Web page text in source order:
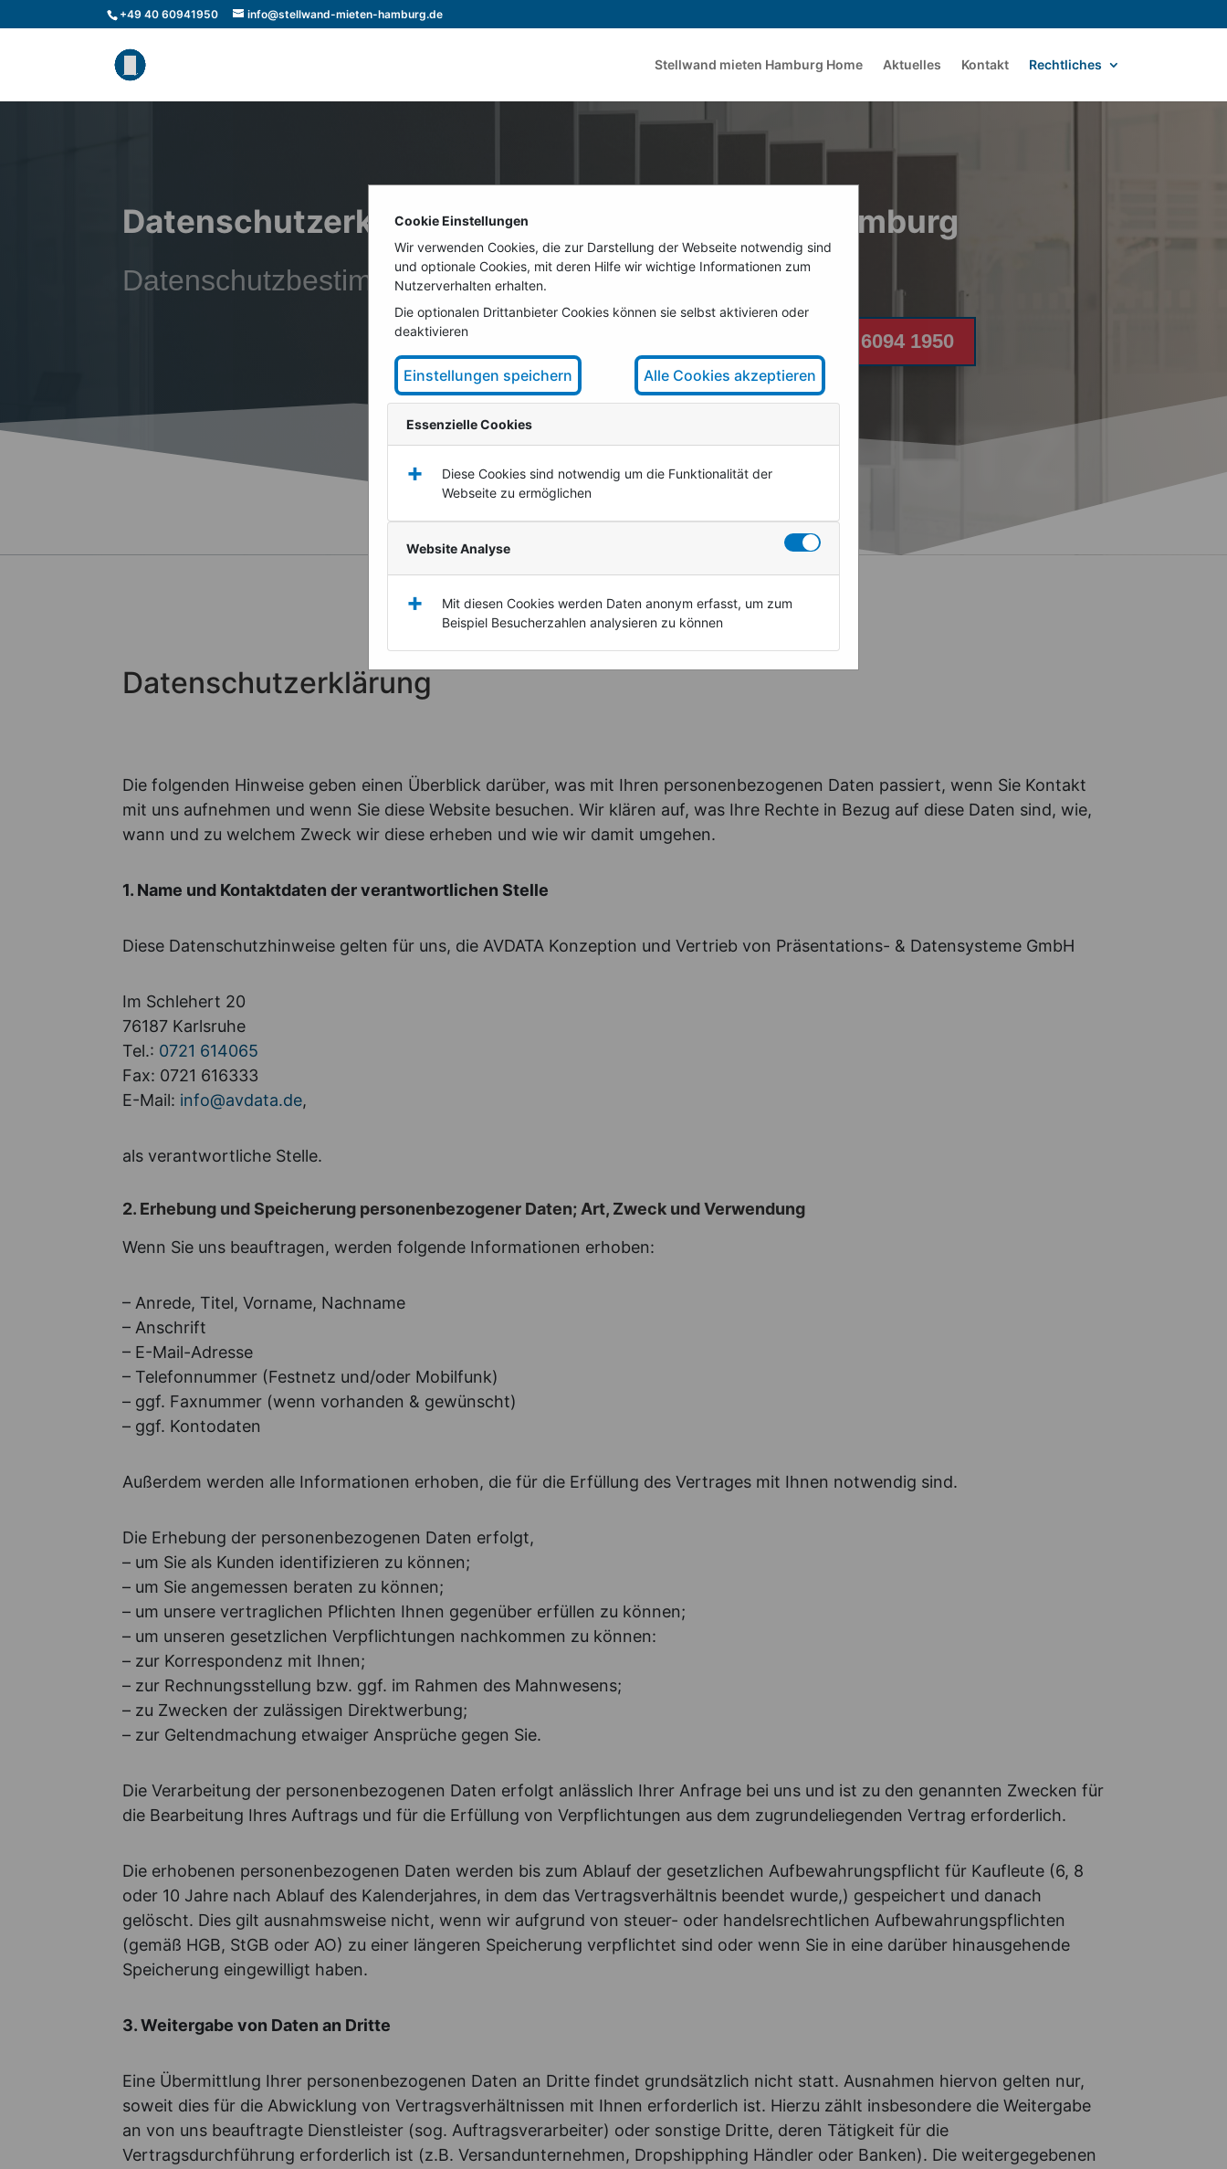
Cookie Einstellungen
Wir verwenden Cookies, die zur Darstellung der Webseite notwendig sind
und optionale Cookies, mit deren Hilfe wir wichtige Informationen zum
Nutzerverhalten erhalten.
Die optionalen Drittanbieter Cookies können sie selbst aktivieren oder
deaktivieren
Einstellungen speichern Alle Cookies akzeptieren
Essenzielle Cookies
+
Diese Cookies sind notwendig um die Funktionalität der
Webseite zu ermöglichen
Website Analyse
+
Mit diesen Cookies werden Daten anonym erfasst, um zum
Beispiel Besucherzahlen analysieren zu können
+49 40 60941950 info@stellwand-mieten-hamburg.de
Stellwand mieten Hamburg Home Aktuelles Kontakt Rechtliches
Datenschutzerklärung für Stellwand Mieten Hamburg
Datenschutzbestimmungen
Rufen Sie an: +49 40 6094 1950
DATENSCHUTZ
Datenschutzerklärung
Die folgenden Hinweise geben einen Überblick darüber, was mit Ihren personenbezogenen Daten passiert, wenn Sie Kontakt
mit uns aufnehmen und wenn Sie diese Website besuchen. Wir klären auf, was Ihre Rechte in Bezug auf diese Daten sind, wie,
wann und zu welchem Zweck wir diese erheben und wie wir damit umgehen.
1. Name und Kontaktdaten der verantwortlichen Stelle
Diese Datenschutzhinweise gelten für uns, die AVDATA Konzeption und Vertrieb von Präsentations- & Datensysteme GmbH
Im Schlehert 20
76187 Karlsruhe
Tel.: 0721 614065
Fax: 0721 616333
E-Mail: info@avdata.de,
als verantwortliche Stelle.
2. Erhebung und Speicherung personenbezogener Daten; Art, Zweck und Verwendung
Wenn Sie uns beauftragen, werden folgende Informationen erhoben:
– Anrede, Titel, Vorname, Nachname
– Anschrift
– E-Mail-Adresse
– Telefonnummer (Festnetz und/oder Mobilfunk)
– ggf. Faxnummer (wenn vorhanden & gewünscht)
– ggf. Kontodaten
Außerdem werden alle Informationen erhoben, die für die Erfüllung des Vertrages mit Ihnen notwendig sind.
Die Erhebung der personenbezogenen Daten erfolgt,
– um Sie als Kunden identifizieren zu können;
– um Sie angemessen beraten zu können;
– um unsere vertraglichen Pflichten Ihnen gegenüber erfüllen zu können;
– um unseren gesetzlichen Verpflichtungen nachkommen zu können:
– zur Korrespondenz mit Ihnen;
– zur Rechnungsstellung bzw. ggf. im Rahmen des Mahnwesens;
– zu Zwecken der zulässigen Direktwerbung;
– zur Geltendmachung etwaiger Ansprüche gegen Sie.
Die Verarbeitung der personenbezogenen Daten erfolgt anlässlich Ihrer Anfrage bei uns und ist zu den genannten Zwecken für
die Bearbeitung Ihres Auftrags und für die Erfüllung von Verpflichtungen aus dem zugrundeliegenden Vertrag erforderlich.
Die erhobenen personenbezogenen Daten werden bis zum Ablauf der gesetzlichen Aufbewahrungspflicht für Kaufleute (6, 8
oder 10 Jahre nach Ablauf des Kalenderjahres, in dem das Vertragsverhältnis beendet wurde,) gespeichert und danach
gelöscht. Dies gilt ausnahmsweise nicht, wenn wir aufgrund von steuer- oder handelsrechtlichen Aufbewahrungspflichten
(gemäß HGB, StGB oder AO) zu einer längeren Speicherung verpflichtet sind oder wenn Sie in eine darüber hinausgehende
Speicherung eingewilligt haben.
3. Weitergabe von Daten an Dritte
Eine Übermittlung Ihrer personenbezogenen Daten an Dritte findet grundsätzlich nicht statt. Ausnahmen hiervon gelten nur,
soweit dies für die Abwicklung von Vertragsverhältnissen mit Ihnen erforderlich ist. Hierzu zählt insbesondere die Weitergabe
an von uns beauftragte Dienstleister (sog. Auftragsverarbeiter) oder sonstige Dritte, deren Tätigkeit für die
Vertragsdurchführung erforderlich ist (z.B. Versandunternehmen, Dropshipphing Händler oder Banken). Die weitergegebenen